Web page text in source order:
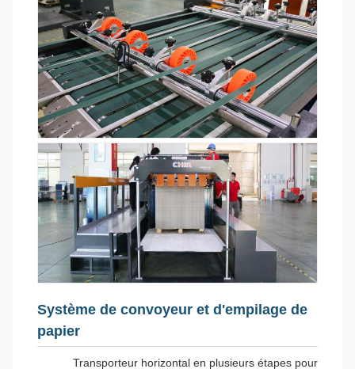
Système de convoyeur et d'empilage de
papier
Transporteur horizontal en plusieurs étapes pour